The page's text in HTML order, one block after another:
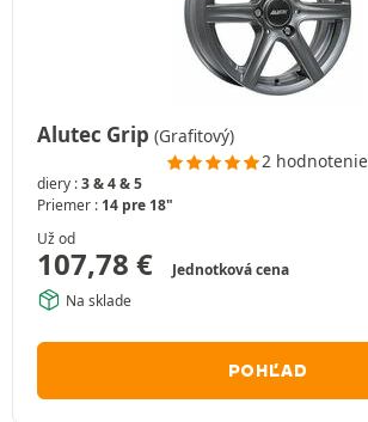
Alutec Grip (Grafitový)
2 hodnotenie
diery :3 & 4 & 5
Priemer : 14 pre 18"
Už od
107,78 €
Jednotková cena
Na sklade
POHĽAD